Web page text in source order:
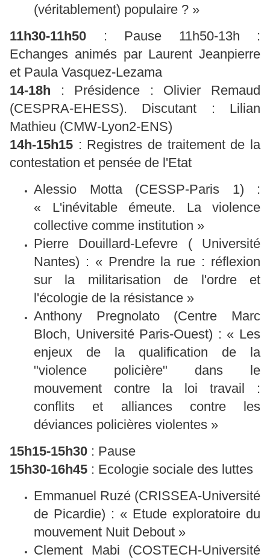
(véritablement) populaire ? »
11h30-11h50 : Pause 11h50-13h :
Echanges animés par Laurent Jeanpierre
et Paula Vasquez-Lezama
14-18h : Présidence : Olivier Remaud
(CESPRA-EHESS). Discutant : Lilian
Mathieu (CMW-Lyon2-ENS)
14h-15h15 : Registres de traitement de la
contestation et pensée de l'Etat
Alessio Motta (CESSP-Paris 1) :
« L'inévitable émeute. La violence
collective comme institution »
Pierre Douillard-Lefevre ( Université
Nantes) : « Prendre la rue : réflexion
sur la militarisation de l'ordre et
l'écologie de la résistance »
Anthony Pregnolato (Centre Marc
Bloch, Université Paris-Ouest) : « Les
enjeux de la qualification de la
"violence policière" dans le
mouvement contre la loi travail :
conflits et alliances contre les
déviances policières violentes »
15h15-15h30 : Pause
15h30-16h45 : Ecologie sociale des luttes
Emmanuel Ruzé (CRISSEA-Université
de Picardie) : « Etude exploratoire du
mouvement Nuit Debout »
Clement Mabi (COSTECH-Université